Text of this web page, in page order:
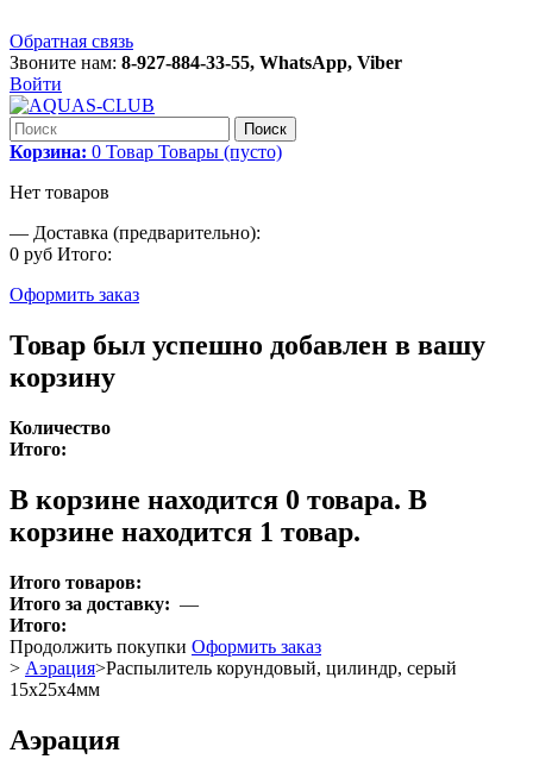
Обратная связь
Звоните нам: 8-927-884-33-55, WhatsApp, Viber
Войти
Поиск
Корзина: 0 Товар Товары (пусто)
Нет товаров
— Доставка (предварительно):
0 руб Итого:
Оформить заказ
Товар был успешно добавлен в вашу
корзину
Количество
Итого:
В корзине находится 0 товара. В
корзине находится 1 товар.
Итого товаров:
Итого за доставку: —
Итого:
Продолжить покупки Оформить заказ
> Аэрация>Распылитель корундовый, цилиндр, серый
15x25x4мм
Аэрация